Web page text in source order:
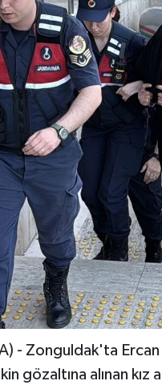
- Zonguldak'ta Ercan
gözaltına alınan kız